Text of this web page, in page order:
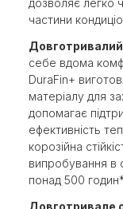
дозволяє легко
частини
себе вдома
DuraFin+
матеріалу для
допомагає
ефективність
корозійна
випробування в
понад 500
Довготривале